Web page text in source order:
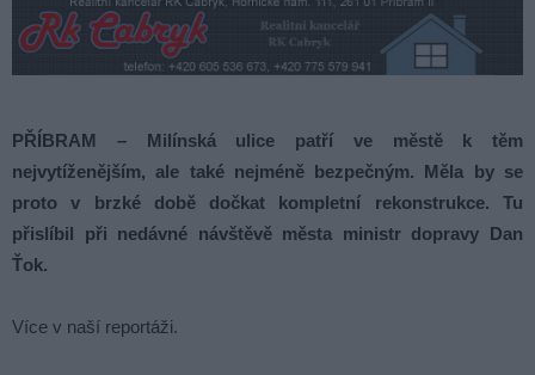
PŘÍBRAM – Milínská ulice patří ve městě k těm
nejvytíženějším, ale také nejméně bezpečným. Měla by se
proto v brzké době dočkat kompletní rekonstrukce. Tu
přislíbil při nedávné návštěvě města ministr dopravy Dan
Ťok.
Více v naší reportáži.